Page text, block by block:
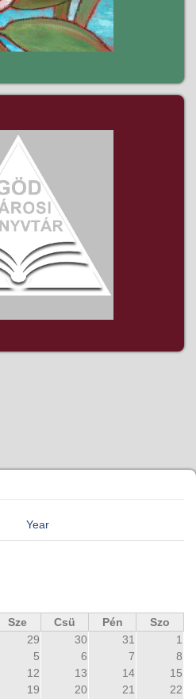
Year
Sze Csü Pén
Szo
29 30 31
1
5 6 7
8
12 13 14
15
19 20 21
22